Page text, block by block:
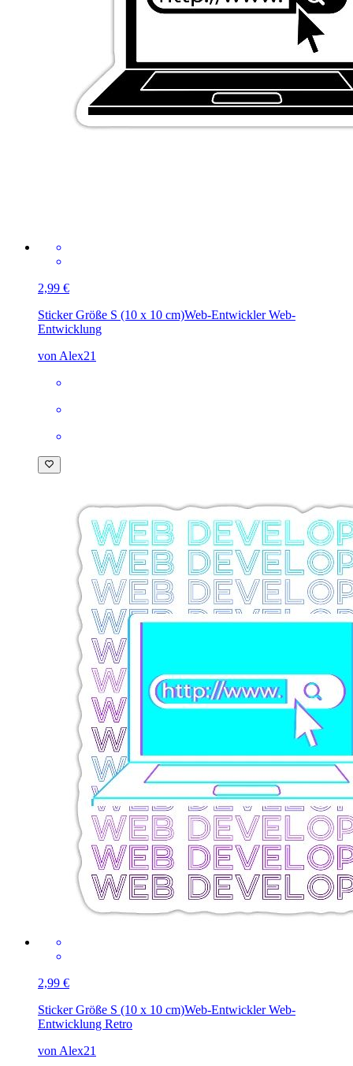
2,99 €
Sticker Größe S (10 x 10 cm)Web-Entwickler Web-
Entwicklung
von Alex21
2,99 €
Sticker Größe S (10 x 10 cm)Web-Entwickler Web-
Entwicklung Retro
von Alex21